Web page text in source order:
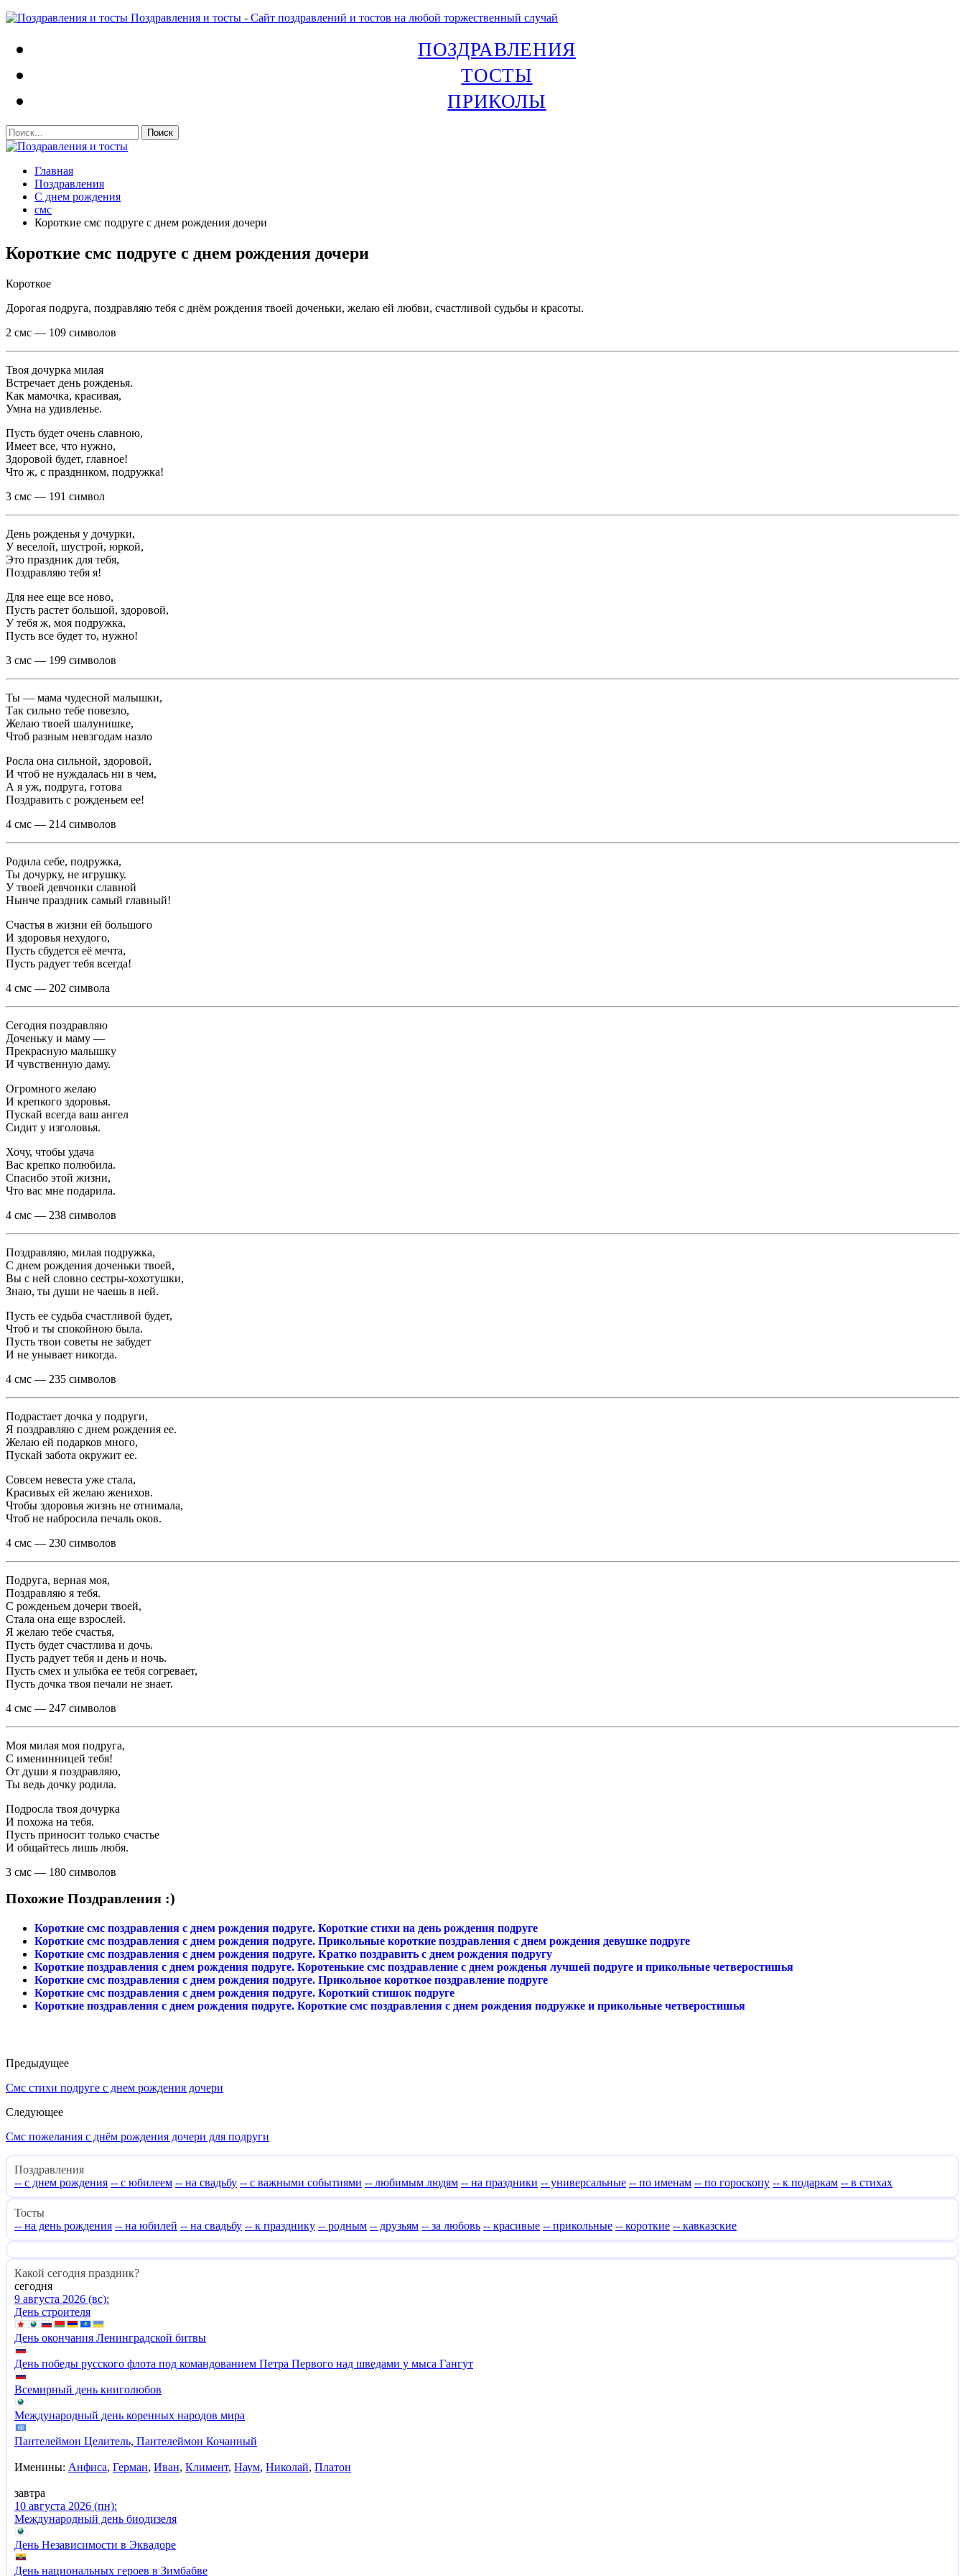
Поздравления и тосты - Сайт поздравлений и тостов на любой торжественный случай
ПОЗДРАВЛЕНИЯ
ТОСТЫ
ПРИКОЛЫ
Главная
Поздравления
С днем рождения
смс
Короткие смс подруге с днем рождения дочери
Короткие смс подруге с днем рождения дочери
Короткое
Дорогая подруга, поздравляю тебя с днём рождения твоей доченьки, желаю ей любви, счастливой судьбы и красоты.
2 смс — 109 символов
Твоя дочурка милая
Встречает день рожденья.
Как мамочка, красивая,
Умна на удивленье.
Пусть будет очень славною,
Имеет все, что нужно,
Здоровой будет, главное!
Что ж, с праздником, подружка!
3 смс — 191 символ
День рожденья у дочурки,
У веселой, шустрой, юркой,
Это праздник для тебя,
Поздравляю тебя я!
Для нее еще все ново,
Пусть растет большой, здоровой,
У тебя ж, моя подружка,
Пусть все будет то, нужно!
3 смс — 199 символов
Ты — мама чудесной малышки,
Так сильно тебе повезло,
Желаю твоей шалунишке,
Чтоб разным невзгодам назло
Росла она сильной, здоровой,
И чтоб не нуждалась ни в чем,
А я уж, подруга, готова
Поздравить с рожденьем ее!
4 смс — 214 символов
Родила себе, подружка,
Ты дочурку, не игрушку.
У твоей девчонки славной
Нынче праздник самый главный!
Счастья в жизни ей большого
И здоровья нехудого,
Пусть сбудется её мечта,
Пусть радует тебя всегда!
4 смс — 202 символа
Сегодня поздравляю
Доченьку и маму —
Прекрасную малышку
И чувственную даму.
Огромного желаю
И крепкого здоровья.
Пускай всегда ваш ангел
Сидит у изголовья.
Хочу, чтобы удача
Вас крепко полюбила.
Спасибо этой жизни,
Что вас мне подарила.
4 смс — 238 символов
Поздравляю, милая подружка,
С днем рождения доченьки твоей,
Вы с ней словно сестры-хохотушки,
Знаю, ты души не чаешь в ней.
Пусть ее судьба счастливой будет,
Чтоб и ты спокойною была.
Пусть твои советы не забудет
И не унывает никогда.
4 смс — 235 символов
Подрастает дочка у подруги,
Я поздравляю с днем рождения ее.
Желаю ей подарков много,
Пускай забота окружит ее.
Совсем невеста уже стала,
Красивых ей желаю женихов.
Чтобы здоровья жизнь не отнимала,
Чтоб не набросила печаль оков.
4 смс — 230 символов
Подруга, верная моя,
Поздравляю я тебя.
С рожденьем дочери твоей,
Стала она еще взрослей.
Я желаю тебе счастья,
Пусть будет счастлива и дочь.
Пусть радует тебя и день и ночь.
Пусть смех и улыбка ее тебя согревает,
Пусть дочка твоя печали не знает.
4 смс — 247 символов
Моя милая моя подруга,
С именинницей тебя!
От души я поздравляю,
Ты ведь дочку родила.
Подросла твоя дочурка
И похожа на тебя.
Пусть приносит только счастье
И общайтесь лишь любя.
3 смс — 180 символов
Похожие Поздравления :)
Короткие смс поздравления с днем рождения подруге. Короткие стихи на день рождения подруге
Короткие смс поздравления с днем рождения подруге. Прикольные короткие поздравления с днем рождения девушке подруге
Короткие смс поздравления с днем рождения подруге. Кратко поздравить с днем рождения подругу
Короткие поздравления с днем рождения подруге. Коротенькие смс поздравление с днем рожденья лучшей подруге и прикольные четверостишья
Короткие смс поздравления с днем рождения подруге. Прикольное короткое поздравление подруге
Короткие смс поздравления с днем рождения подруге. Короткий стишок подруге
Короткие поздравления с днем рождения подруге. Короткие смс поздравления с днем рождения подружке и прикольные четверостишья
Предыдущее
Смс стихи подруге с днем рождения дочери
Следующее
Смс пожелания с днём рождения дочери для подруги
Поздравления
-- с днем рождения -- с юбилеем -- на свадьбу -- с важными событиями -- любимым людям -- на праздники -- универсальные -- по именам -- по гороскопу -- к подаркам -- в стихах
Тосты
-- на день рождения -- на юбилей -- на свадьбу -- к празднику -- родным -- друзьям -- за любовь -- красивые -- прикольные -- короткие -- кавказские
Какой сегодня праздник?
сегодня
9 августа 2026 (вс):
День строителя
День окончания Ленинградской битвы
День победы русского флота под командованием Петра Первого над шведами у мыса Гангут
Всемирный день книголюбов
Международный день коренных народов мира
Пантелеймон Целитель, Пантелеймон Кочанный
Именины: Анфиса, Герман, Иван, Климент, Наум, Николай, Платон
завтра
10 августа 2026 (пн):
Международный день биодизеля
День Независимости в Эквадоре
День национальных героев в Зимбабве